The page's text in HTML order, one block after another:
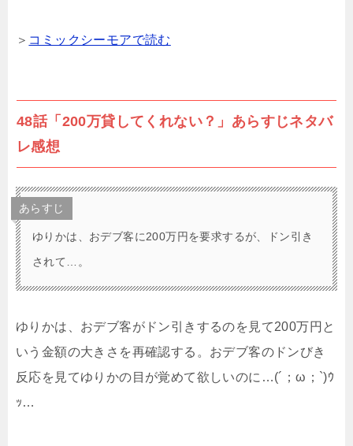
＞ コミックシーモアで読む
48話「200万貸してくれない？」あらすじネタバ
レ感想
あらすじ
ゆりかは、おデブ客に200万円を要求するが、ドン引き
されて…。
ゆりかは、おデブ客がドン引きするのを見て200万円と
いう金額の大きさを再確認する。おデブ客のドンびき
反応を見てゆりかの目が覚めて欲しいのに…(´；ω；`)ｳ
ｯ…